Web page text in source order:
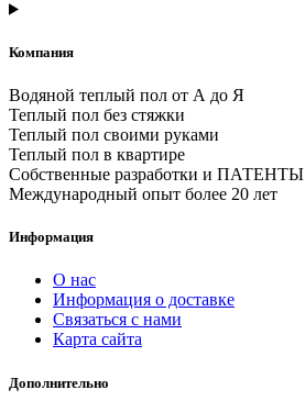
Компания
Водяной теплый пол от А до Я
Теплый пол без стяжки
Теплый пол своими руками
Теплый пол в квартире
Собственные разработки и ПАТЕНТЫ
Международный опыт более 20 лет
Информация
О нас
Информация о доставке
Связаться с нами
Карта сайта
Дополнительно